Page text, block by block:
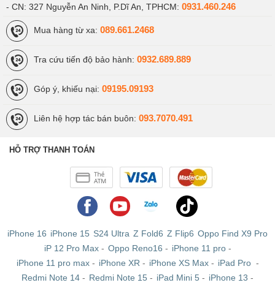
- CN: 327 Nguyễn An Ninh, P.Dĩ An, TPHCM: 0931.460.246
Mua hàng từ xa: 089.661.2468
Tra cứu tiến độ bảo hành: 0932.689.889
Góp ý, khiếu nại: 09195.09193
Liên hệ hợp tác bán buôn: 093.7070.491
HỖ TRỢ THANH TOÁN
iPhone 16 iPhone 15 S24 Ultra Z Fold6 Z Flip6 Oppo Find X9 Pro
iP 12 Pro Max- Oppo Reno16 - iPhone 11 pro-
iPhone 11 pro max- iPhone XR - iPhone XS Max- iPad Pro -
Redmi Note 14 - Redmi Note 15 - iPad Mini 5 - iPhone 13 -